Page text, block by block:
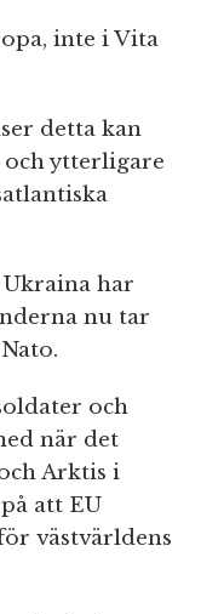
inte i Vita
detta kan
ytterligare
har
nu tar
och
när det
Arktis i
att EU
västvärldens